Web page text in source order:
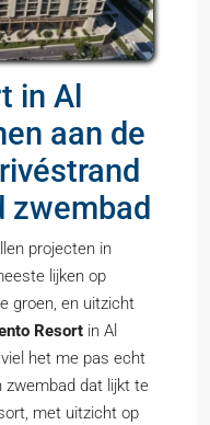
in Al
aan de
zwembad
projecten in
lijken op
groen, en uitzicht
Resort in Al
het me pas echt
zwembad dat lijkt te
met uitzicht op